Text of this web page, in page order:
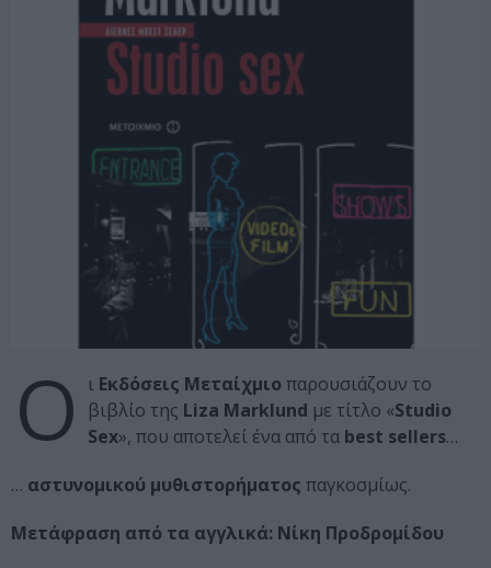
Ο ι Εκδόσεις Μεταίχμιο παρουσιάζουν το
βιβλίο της Liza Marklund με τίτλο «Studio
Sex», που αποτελεί ένα από τα best sellers…
… αστυνομικού μυθιστορήματος παγκοσμίως.
Μετάφραση από τα αγγλικά: Νίκη Προδρομίδου